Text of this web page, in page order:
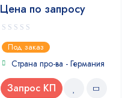
Цена по запросу
0
out
of
Под заказ
Страна про-ва - Германия
Запрос КП